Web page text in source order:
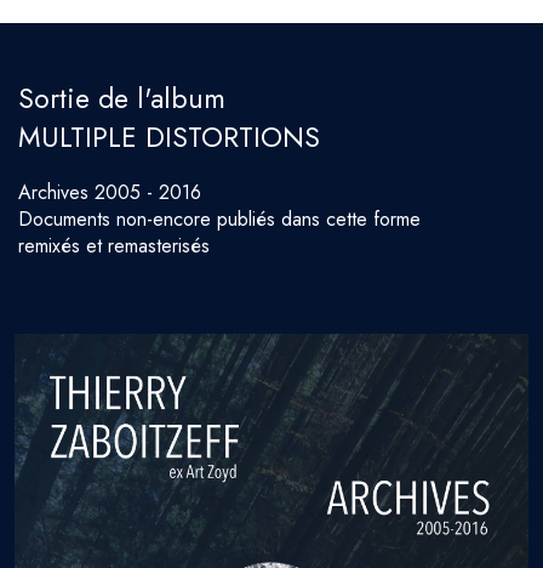
Sortie de l'album
MULTIPLE DISTORTIONS
Archives 2005 - 2016
Documents non-encore publiés dans cette forme
remixés et remasterisés